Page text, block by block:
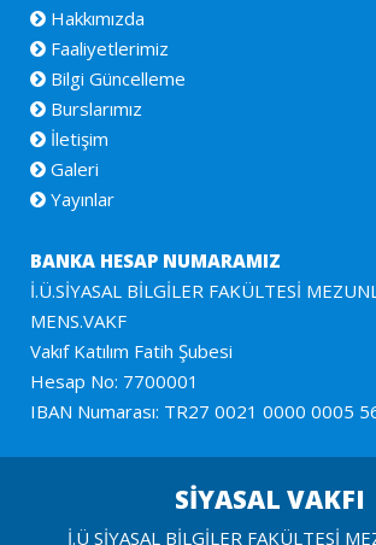
Hakkımızda
Faaliyetlerimiz
Bilgi Güncelleme
Burslarımız
İletişim
Galeri
Yayınlar
BANKA HESAP NUMARAMIZ
İ.Ü.SİYASAL BİLGİLER FAKÜLTESİ
MENS.VAKF
Vakıf Katılım Fatih Şubesi
Hesap No: 7700001
IBAN Numarası: TR27 0021 0000 0005
SİYASAL VAKFI
İ.Ü SİYASAL BİLGİLER FAKÜLTESİ